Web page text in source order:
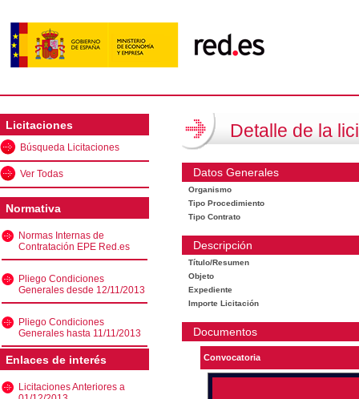
Licitaciones
Búsqueda Licitaciones
Ver Todas
Normativa
Normas Internas de
Contratación EPE Red.es
Pliego Condiciones
Generales desde 12/11/2013
Pliego Condiciones
Generales hasta 11/11/2013
Enlaces de interés
Licitaciones Anteriores a
Detalle de la
Datos Generales
Organismo
Tipo Procedimiento
Tipo Contrato
Descripción
Título/Resumen
Objeto
Expediente
Importe Licitación
Documentos
Convocatoria